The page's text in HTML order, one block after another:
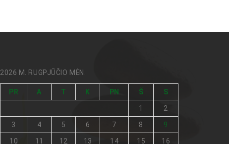
2026 M. RUGPJŪČIO MĖN.
PR A T K PN Š S
1 2
3 4 5 6 7 8 9
10 11 12 13 14 15 16